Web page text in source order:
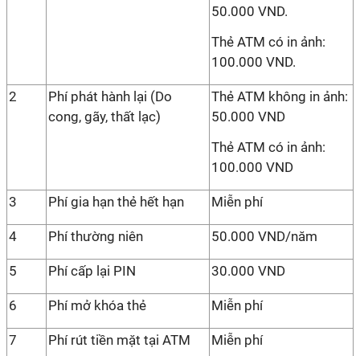
50.000 VND.
Thẻ ATM có in ảnh:
100.000 VND.
2
Phí phát hành lại (Do
cong, gãy, thất lạc)
Thẻ ATM không in ảnh:
50.000 VND
Thẻ ATM có in ảnh:
100.000 VND
3 Phí gia hạn thẻ hết hạn Miễn phí
4 Phí thường niên 50.000 VND/năm
5 Phí cấp lại PIN 30.000 VND
6 Phí mở khóa thẻ Miễn phí
7 Phí rút tiền mặt tại ATM Miễn phí